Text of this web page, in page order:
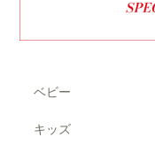
ベビー
キッズ